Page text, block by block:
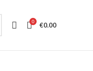
0 €0.00